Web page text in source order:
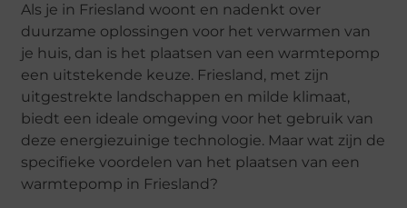
Als je in Friesland woont en nadenkt over
duurzame oplossingen voor het verwarmen van
je huis, dan is het plaatsen van een warmtepomp
een uitstekende keuze. Friesland, met zijn
uitgestrekte landschappen en milde klimaat,
biedt een ideale omgeving voor het gebruik van
deze energiezuinige technologie. Maar wat zijn de
specifieke voordelen van het plaatsen van een
warmtepomp in Friesland?